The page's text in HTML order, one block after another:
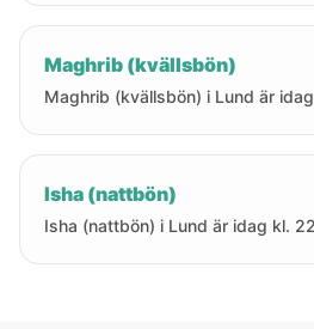
Maghrib (kvällsbön)
Maghrib (kvällsbön) i Lund är
Isha (nattbön)
Isha (nattbön) i Lund är idag kl.